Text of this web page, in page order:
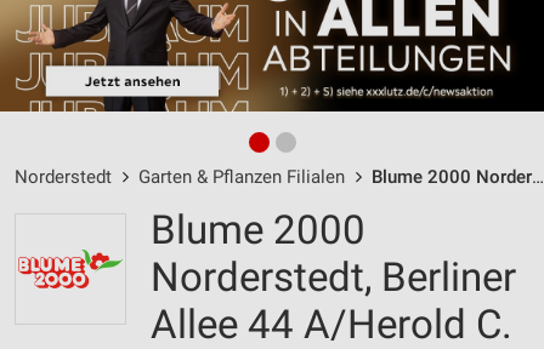
Norderstedt Garten & Pflanzen Filialen Blume 2000 Norderstedt / Berliner Allee 44 A/Herold C. - Öffnungszeiten & Adresse
Blume 2000
Norderstedt, Berliner
Allee 44 A/Herold C.